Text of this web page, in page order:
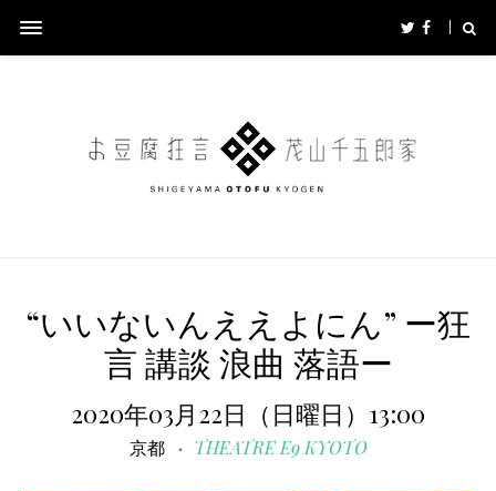
“いいないんええよにん” ー狂
言 講談 浪曲 落語ー
2020年03月22日（日曜日）13:00
京都 THEATRE E9 KYOTO